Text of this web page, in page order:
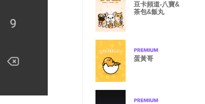
豆卡頻道-八寶&
茶包&飯丸
蛋黃哥